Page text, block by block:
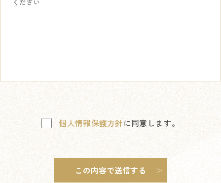
個人情報保護方針に同意します。